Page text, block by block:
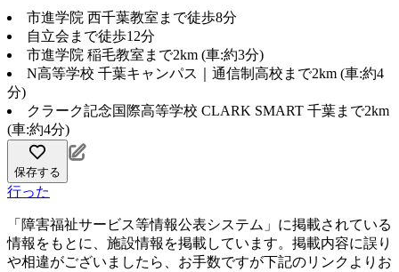
市進学院 西千葉教室まで徒歩8分
自立会まで徒歩12分
市進学院 稲毛教室まで2km (車:約3分)
N高等学校 千葉キャンパス｜通信制高校まで2km (車:約4
分)
クラーク記念国際高等学校 CLARK SMART 千葉まで2km
(車:約4分)
保存する
行った
「障害福祉サービス等情報公表システム」に掲載されている
情報をもとに、施設情報を掲載しています。掲載内容に誤り
や相違がございましたら、お手数ですが下記のリンクよりお